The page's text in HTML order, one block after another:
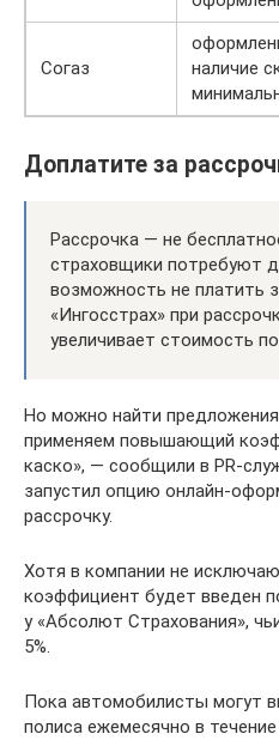
Согаз
наличие
Доплатите за
Рассрочка — не
страховщики потребуют
возможность не платить
«Ингосстрах» при
увеличивает стоимость
Но можно найти
применяем повышающий
каско», — сообщили в PR-
запустил опцию онлайн-
рассрочку.
Хотя в компании не
коэффициент будет введен
у «Абсолют Страхования»,
5%.
Пока автомобилисты могут
полиса ежемесячно в